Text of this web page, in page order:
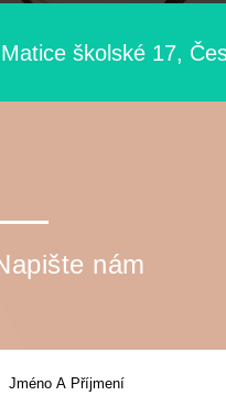
Matice školské 17,
nám